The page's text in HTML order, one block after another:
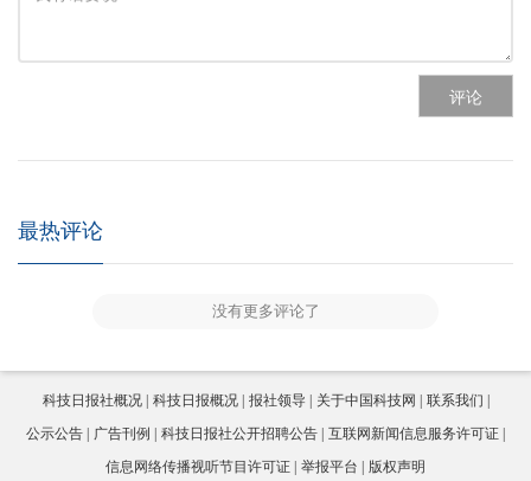
评论
最热评论
没有更多评论了
科技日报社概况 科技日报概况 报社领导 关于中国科技网
联系我们
公示公告
广告刊例 科技日报社公开招聘公告
互联网新闻信息服务许可证
信息网络传播视听节目许可证
举报平台 版权声明